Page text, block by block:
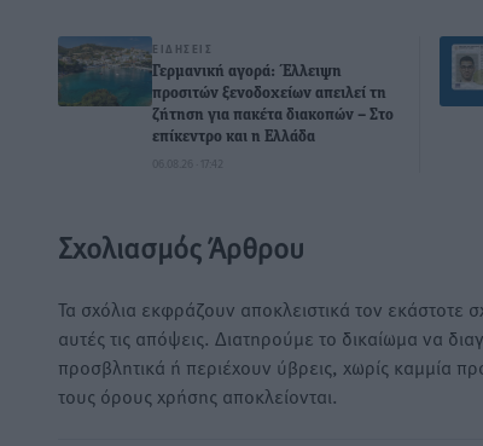
ΕΙΔΉΣΕΙΣ
Γερμανική αγορά: Έλλειψη
προσιτών ξενοδοχείων απειλεί τη
ζήτηση για πακέτα διακοπών – Στο
επίκεντρο και η Ελλάδα
06.08.26 · 17:42
Σχολιασμός Άρθρου
Τα σχόλια εκφράζουν αποκλειστικά τον εκάστοτε
αυτές τις απόψεις. Διατηρούμε το δικαίωμα να
προσβλητικά ή περιέχουν ύβρεις, χωρίς καμμία
τους όρους χρήσης αποκλείονται.